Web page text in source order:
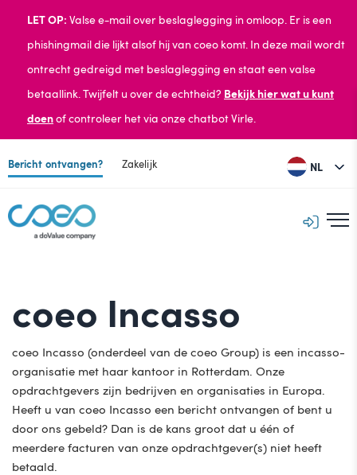
LET OP: Valse e-mail over beslaglegging in omloop. Er is een
phishingmail die lijkt alsof hij van coeo komt. In deze mail wordt
ontrecht gedreigd met beslaglegging en staat een valse
betaallink. Twijfelt u over de echtheid? Bekijk hier wat u kunt
doenofcontroleer het via onze chatbot Virle.
Bericht ontvangen? Zakelijk NL
coeo Incasso
coeo Incasso (onderdeel van de coeo Group) is een incasso-
organisatie met haar kantoor in Rotterdam. Onze
opdrachtgevers zijn bedrijven en organisaties in Europa.
Heeft u van coeo Incasso een bericht ontvangen of bent u
door ons gebeld? Dan is de kans groot dat u één of
meerdere facturen van onze opdrachtgever(s) niet heeft
betaald.